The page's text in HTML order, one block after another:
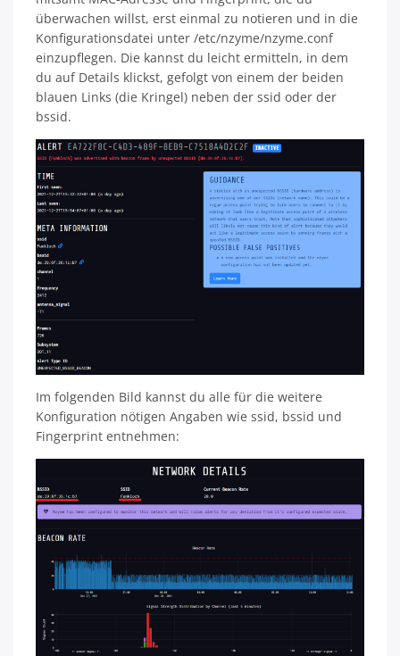
überwachen willst, erst einmal zu notieren und in die
Konfigurationsdatei unter /etc/nzyme/nzyme.conf
einzupflegen. Die kannst du leicht ermitteln, in dem
du auf Details klickst, gefolgt von einem der beiden
blauen Links (die Kringel) neben der ssid oder der
bssid.
Im folgenden Bild kannst du alle für die weitere
Konfiguration nötigen Angaben wie ssid, bssid und
Fingerprint entnehmen: